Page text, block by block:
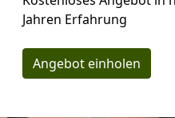
Jahren Erfahrung
Angebot einholen